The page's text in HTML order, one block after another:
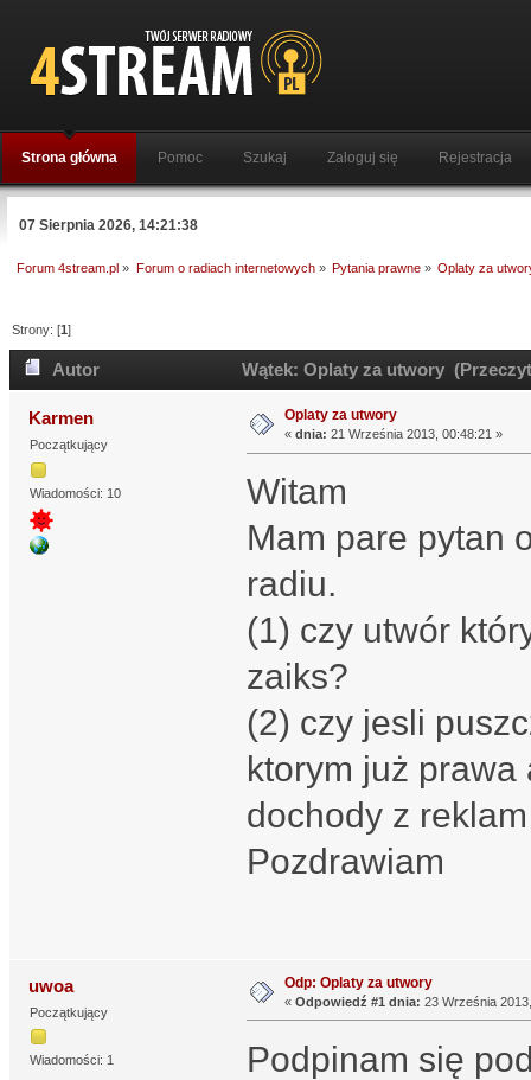
Strona główna Pomoc Szukaj Zaloguj się Rejestracja
07 Sierpnia 2026, 14:21:38
Forum 4stream.pl » Forum o radiach internetowych» Pytania prawne» Oplaty za
Strony: [1]
Autor Wątek: Oplaty za utwory
Karmen
Początkujący
Wiadomości: 10
Oplaty za utwory
« dnia: 21 Września 2013, 00:48:21 »
Witam
Mam pare pytan
radiu.
(1) czy utwór
zaiks?
(2) czy jesli
ktorym już
dochody z
Pozdrawiam
uwoa
Początkujący
Wiadomości: 1
Odp: Oplaty za utwory
« Odpowiedź #1 dnia: 23 Września
Podpinam się